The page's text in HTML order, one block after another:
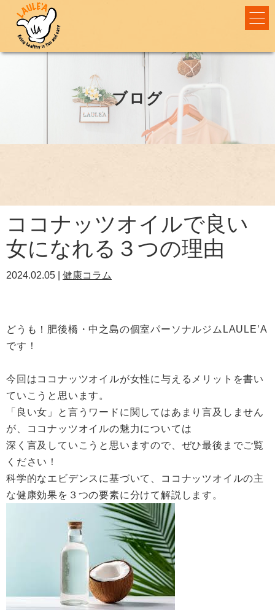
ブログ
ココナッツオイルで良い
女になれる３つの理由
2024.02.05 | 健康コラム
どうも！肥後橋・中之島の個室パーソナルジムLAULE’A
です！
今回はココナッツオイルが女性に与えるメリットを書い
ていこうと思います。
「良い女」と言うワードに関してはあまり言及しません
が、ココナッツオイルの魅力については
深く言及していこうと思いますので、ぜひ最後までご覧
ください！
科学的なエビデンスに基づいて、ココナッツオイルの主
な健康効果を３つの要素に分けて解説します。